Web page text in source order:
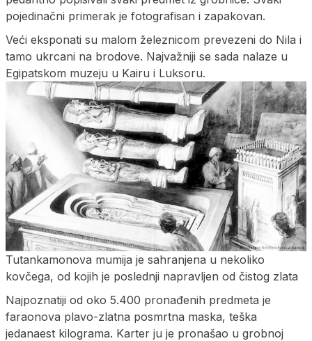
pojedinačni primerak je fotografisan i zapakovan.
Veći eksponati su malom železnicom prevezeni do Nila i
tamo ukrcani na brodove. Najvažniji se sada nalaze u
Egipatskom muzeju u Kairu i Luksoru.
Tutankamonova mumija je sahranjena u nekoliko
kovčega, od kojih je poslednji napravljen od čistog zlata
Najpoznatiji od oko 5.400 pronađenih predmeta je
faraonova plavo-zlatna posmrtna maska, teška
jedanaest kilograma. Karter ju je pronašao u grobnoj